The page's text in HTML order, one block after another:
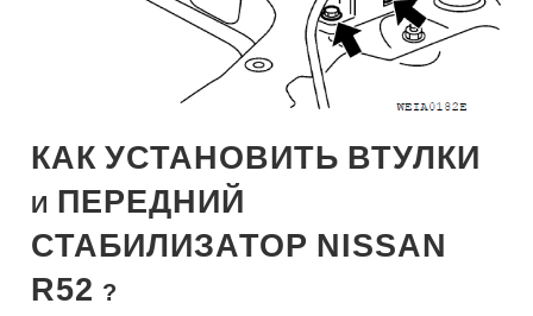
КАК УСТАНОВИТЬ ВТУЛКИ
И ПЕРЕДНИЙ
СТАБИЛИЗАТОР NISSAN
R52 ?